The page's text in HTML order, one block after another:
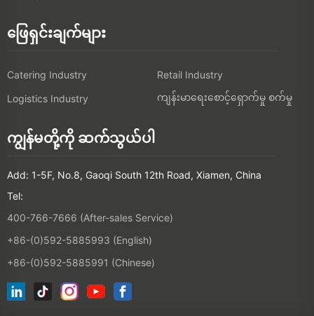
ဖြေရှင်းချက်များ
Catering Industry
Retail Industry
Logistics Industry
ကျန်းမာရေးစောင့်ရှောက်မှု စက်မှု
ကျွန်မတို့ကို ဆက်သွယ်ပါ
Add: 1-5F, No.8, Gaoqi South 12th Road, Xiamen, China
Tel:
400-766-7666 (After-sales Service)
+86-(0)592-5885993 (English)
+86-(0)592-5885991 (Chinese)